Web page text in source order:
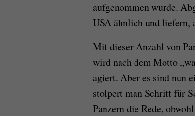
aufgenommen wurde.
USA ähnlich und liefern,
Mit dieser Anzahl von
wird nach dem Motto
agiert. Aber es sind nun
stolpert man Schritt für
Panzern die Rede,